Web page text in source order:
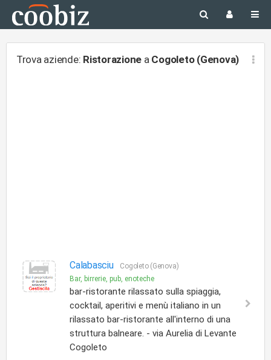
Trova aziende: Ristorazione a Cogoleto (Genova)
Calabasciu
Cogoleto (Genova)
Bar, birrerie, pub, enoteche
bar-ristorante rilassato sulla spiaggia,
cocktail, aperitivi e menù italiano in un
rilassato bar-ristorante all'interno di una
struttura balneare. - via Aurelia di Levante
Cogoleto